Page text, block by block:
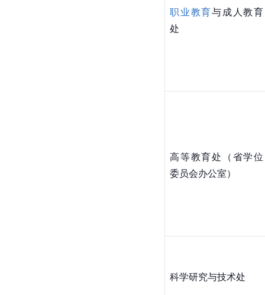
职业教育与成人教育
处
高等教育处（省学位
委员会办公室）
科学研究与技术处